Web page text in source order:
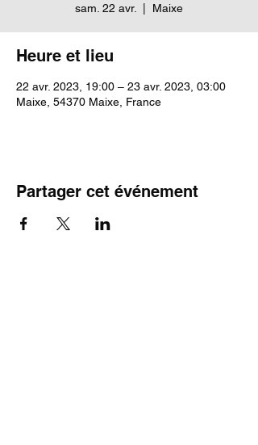
sam. 22 avr. Maixe
Heure et lieu
22 avr. 2023, 19:00 – 23 avr. 2023, 03:00
Maixe, 54370 Maixe, France
Partager cet événement